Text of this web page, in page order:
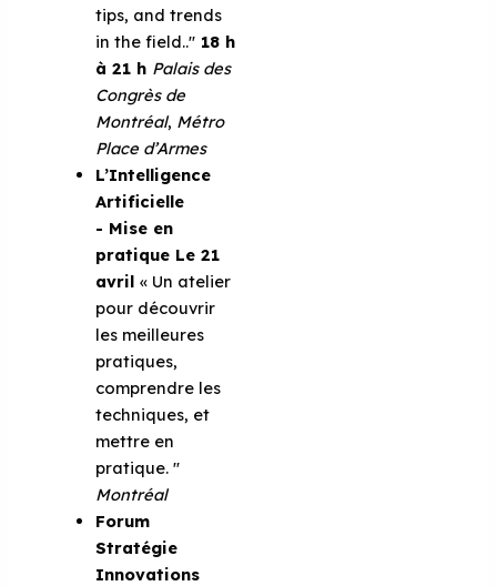
tips, and trends
in the field..'' 18 h
à 21 h Palais des
Congrès de
Montréal, Métro
Place d’Armes
L’Intelligence
Artificielle
- Mise en
pratique Le 21
avril« Un atelier
pour découvrir
les meilleures
pratiques,
comprendre les
techniques, et
mettre en
pratique. ''
Montréal
Forum
Stratégie
Innovations